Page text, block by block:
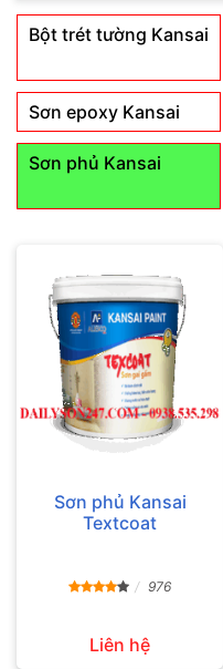
Bột trét tường Kansai
Sơn epoxy Kansai
Sơn phủ Kansai
Sơn phủ Kansai
Textcoat
976
Liên hệ